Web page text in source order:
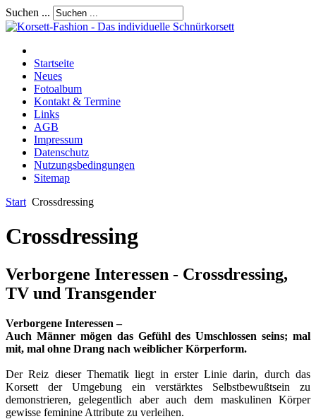
Suchen ...
Startseite
Neues
Fotoalbum
Kontakt & Termine
Links
AGB
Impressum
Datenschutz
Nutzungsbedingungen
Sitemap
Start Crossdressing
Crossdressing
Verborgene Interessen - Crossdressing,
TV und Transgender
Verborgene Interessen –
Auch Männer mögen das Gefühl des Umschlossen seins; mal
mit, mal ohne Drang nach weiblicher Körperform.
Der Reiz dieser Thematik liegt in erster Linie darin, durch das
Korsett der Umgebung ein verstärktes Selbstbewußtsein zu
demonstrieren, gelegentlich aber auch dem maskulinen Körper
gewisse feminine Attribute zu verleihen.